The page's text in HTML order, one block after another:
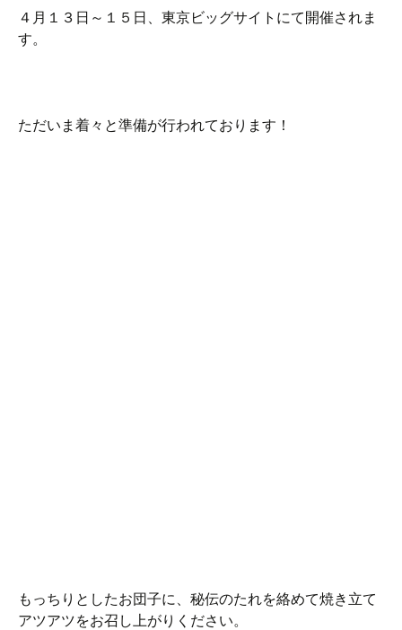
４月１３日～１５日、東京ビッグサイトにて開催されま
す。
ただいま着々と準備が行われております！
もっちりとしたお団子に、秘伝のたれを絡めて焼き立て
アツアツをお召し上がりください。